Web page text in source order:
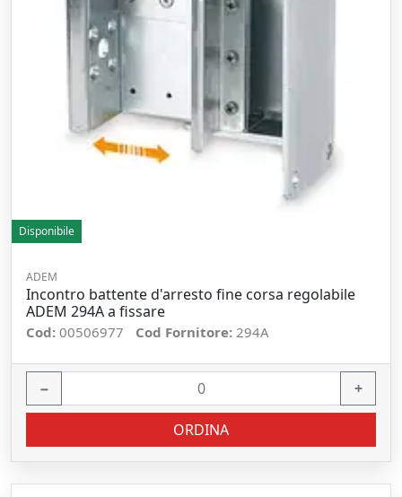
Disponibile
ADEM
Incontro battente d'arresto fine corsa regolabile
ADEM 294A a fissare
Cod: 00506977 Cod Fornitore: 294A
− +
ORDINA